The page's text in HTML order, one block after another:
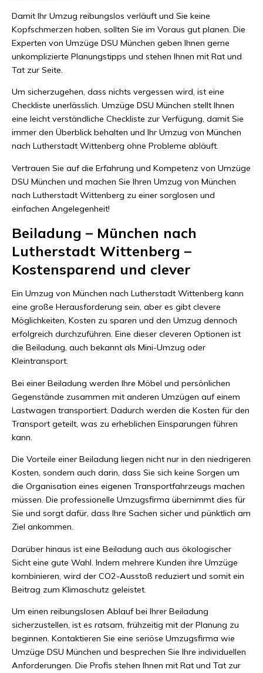
Damit Ihr Umzug reibungslos verläuft und Sie keine
Kopfschmerzen haben, sollten Sie im Voraus gut planen. Die
Experten von Umzüge DSU München geben Ihnen gerne
unkomplizierte Planungstipps und stehen Ihnen mit Rat und
Tat zur Seite.
Um sicherzugehen, dass nichts vergessen wird, ist eine
Checkliste unerlässlich. Umzüge DSU München stellt Ihnen
eine leicht verständliche Checkliste zur Verfügung, damit Sie
immer den Überblick behalten und Ihr Umzug von München
nach Lutherstadt Wittenberg ohne Probleme abläuft.
Vertrauen Sie auf die Erfahrung und Kompetenz von Umzüge
DSU München und machen Sie Ihren Umzug von München
nach Lutherstadt Wittenberg zu einer sorglosen und
einfachen Angelegenheit!
Beiladung – München nach
Lutherstadt Wittenberg –
Kostensparend und clever
Ein Umzug von München nach Lutherstadt Wittenberg kann
eine große Herausforderung sein, aber es gibt clevere
Möglichkeiten, Kosten zu sparen und den Umzug dennoch
erfolgreich durchzuführen. Eine dieser cleveren Optionen ist
die Beiladung, auch bekannt als Mini-Umzug oder
Kleintransport.
Bei einer Beiladung werden Ihre Möbel und persönlichen
Gegenstände zusammen mit anderen Umzügen auf einem
Lastwagen transportiert. Dadurch werden die Kosten für den
Transport geteilt, was zu erheblichen Einsparungen führen
kann.
Die Vorteile einer Beiladung liegen nicht nur in den niedrigeren
Kosten, sondern auch darin, dass Sie sich keine Sorgen um
die Organisation eines eigenen Transportfahrzeugs machen
müssen. Die professionelle Umzugsfirma übernimmt dies für
Sie und sorgt dafür, dass Ihre Sachen sicher und pünktlich am
Ziel ankommen.
Darüber hinaus ist eine Beiladung auch aus ökologischer
Sicht eine gute Wahl. Indem mehrere Kunden ihre Umzüge
kombinieren, wird der CO2-Ausstoß reduziert und somit ein
Beitrag zum Klimaschutz geleistet.
Um einen reibungslosen Ablauf bei Ihrer Beiladung
sicherzustellen, ist es ratsam, frühzeitig mit der Planung zu
beginnen. Kontaktieren Sie eine seriöse Umzugsfirma wie
Umzüge DSU München und besprechen Sie Ihre individuellen
Anforderungen. Die Profis stehen Ihnen mit Rat und Tat zur